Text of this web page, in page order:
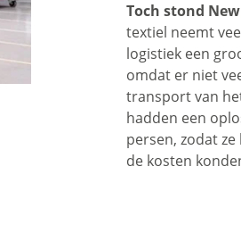
Toch stond
textiel neemt
logistiek een
omdat er niet
transport van
hadden een
persen, zodat
de kosten